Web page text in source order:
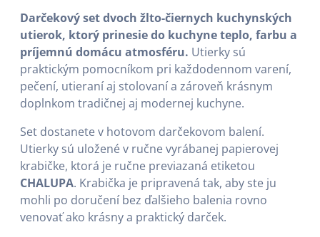
Darčekový set dvoch žlto-čiernych kuchynských
utierok, ktorý prinesie do kuchyne teplo, farbu a
príjemnú domácu atmosféru. Utierky sú
praktickým pomocníkom pri každodennom varení,
pečení, utieraní aj stolovaní a zároveň krásnym
doplnkom tradičnej aj modernej kuchyne.
Set dostanete v hotovom darčekovom balení.
Utierky sú uložené v ručne vyrábanej papierovej
krabičke, ktorá je ručne previazaná etiketou
CHALUPA. Krabička je pripravená tak, aby ste ju
mohli po doručení bez ďalšieho balenia rovno
venovať ako krásny a praktický darček.